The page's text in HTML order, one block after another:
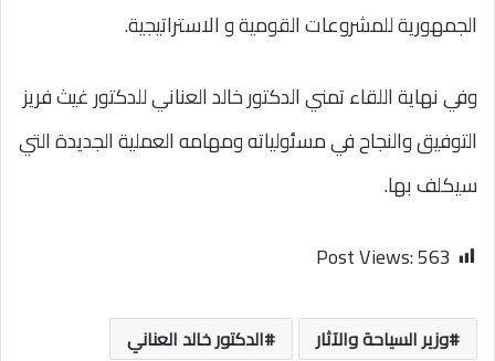
الجمهورية للمشروعات القومية و الاستراتيجية.
وفي نهاية اللقاء تمني الدكتور خالد العناني للدكتور غيث فريز
التوفيق والنجاح في مسئولياته ومهامه العملية الجديدة التي
سيكلف بها.
Post Views:563
وزير السياحة والآثار
الدكتور خالد العناني